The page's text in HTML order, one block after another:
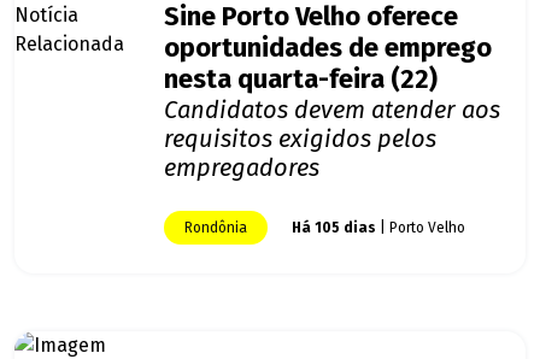
Sine Porto Velho oferece
oportunidades de emprego
nesta quarta-feira (22)
Candidatos devem atender aos
requisitos exigidos pelos
empregadores
Rondônia Há 105 dias | Porto Velho